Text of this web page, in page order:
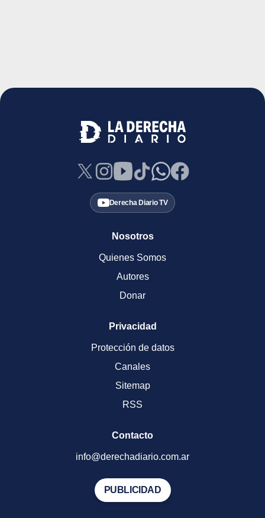
Derecha Diario TV
Nosotros
Quienes Somos
Autores
Donar
Privacidad
Protección de datos
Canales
Sitemap
RSS
Contacto
info@derechadiario.com.ar
PUBLICIDAD